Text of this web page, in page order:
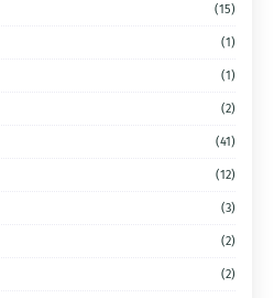
(15)
(1)
(1)
(2)
(41)
(12)
(3)
(2)
(2)